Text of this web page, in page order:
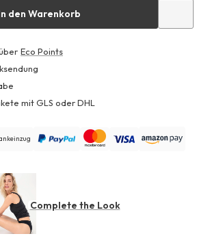
den Warenkorb
Eco Points
mit GLS oder DHL
Complete the Look